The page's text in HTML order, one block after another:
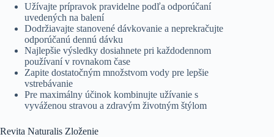
Užívajte prípravok pravidelne podľa odporúčaní
uvedených na balení
Dodržiavajte stanovené dávkovanie a neprekračujte
odporúčanú dennú dávku
Najlepšie výsledky dosiahnete pri každodennom
používaní v rovnakom čase
Zapite dostatočným množstvom vody pre lepšie
vstrebávanie
Pre maximálny účinok kombinujte užívanie s
vyváženou stravou a zdravým životným štýlom
Revita Naturalis Zloženie